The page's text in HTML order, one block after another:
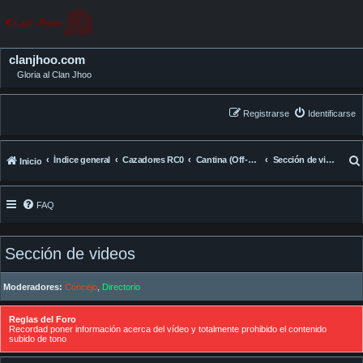
clanjhoo.com
Gloria al Clan Jhoo
Identificarse
Registrarse
Inicio Índice general Cazadores RC0 Cantina (Off-Topic) Sección de videos
FAQ
Sección de videos
Moderadores: Concejo Directorio
Reglas del Foro
Recordad poner información acerca del vídeo y totalmente prohibido el contenido
subido de tono